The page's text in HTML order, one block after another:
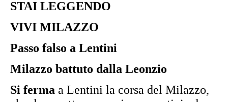
STAI LEGGENDO
VIVI MILAZZO
Passo falso a Lentini
Milazzo battuto dalla Leonzio
Si ferma a Lentini la corsa del Milazzo,